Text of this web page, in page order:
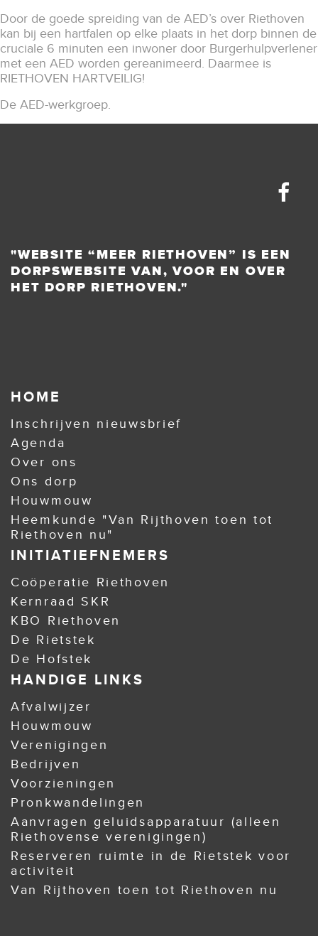
Door de goede spreiding van de AED’s over Riethoven
kan bij een hartfalen op elke plaats in het dorp binnen de
cruciale 6 minuten een inwoner door Burgerhulpverlener
met een AED worden gereanimeerd. Daarmee is
RIETHOVEN HARTVEILIG!
De AED-werkgroep.
"WEBSITE “MEER RIETHOVEN” IS EEN
DORPSWEBSITE VAN, VOOR EN OVER
HET DORP RIETHOVEN."
HOME
Inschrijven nieuwsbrief
Agenda
Over ons
Ons dorp
Houwmouw
Heemkunde "Van Rijthoven toen tot
Riethoven nu"
INITIATIEFNEMERS
Coöperatie Riethoven
Kernraad SKR
KBO Riethoven
De Rietstek
De Hofstek
HANDIGE LINKS
Afvalwijzer
Houwmouw
Verenigingen
Bedrijven
Voorzieningen
Pronkwandelingen
Aanvragen geluidsapparatuur (alleen
Riethovense verenigingen)
Reserveren ruimte in de Rietstek voor
activiteit
Van Rijthoven toen tot Riethoven nu